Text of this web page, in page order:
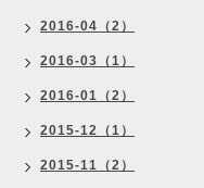
2016-04（2）
2016-03（1）
2016-01（2）
2015-12（1）
2015-11（2）